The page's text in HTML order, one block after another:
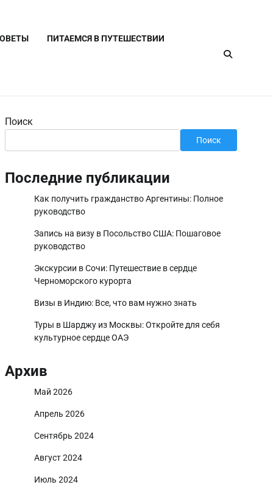
ПИТАЕМСЯ В ПУТЕШЕСТВИИ
Поиск
Поиск
Последние публикации
Как получить гражданство Аргентины: Полное
руководство
Запись на визу в Посольство США: Пошаговое
руководство
Экскурсии в Сочи: Путешествие в сердце
Черноморского курорта
Визы в Индию: Все, что вам нужно знать
Туры в Шарджу из Москвы: Откройте для себя
культурное сердце ОАЭ
Архив
Май 2026
Апрель 2026
Сентябрь 2024
Август 2024
Июль 2024